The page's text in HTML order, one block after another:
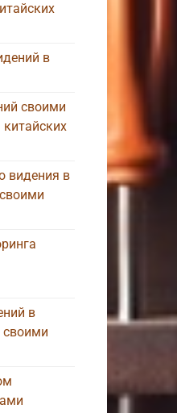
в
своими
видения в
в
своими